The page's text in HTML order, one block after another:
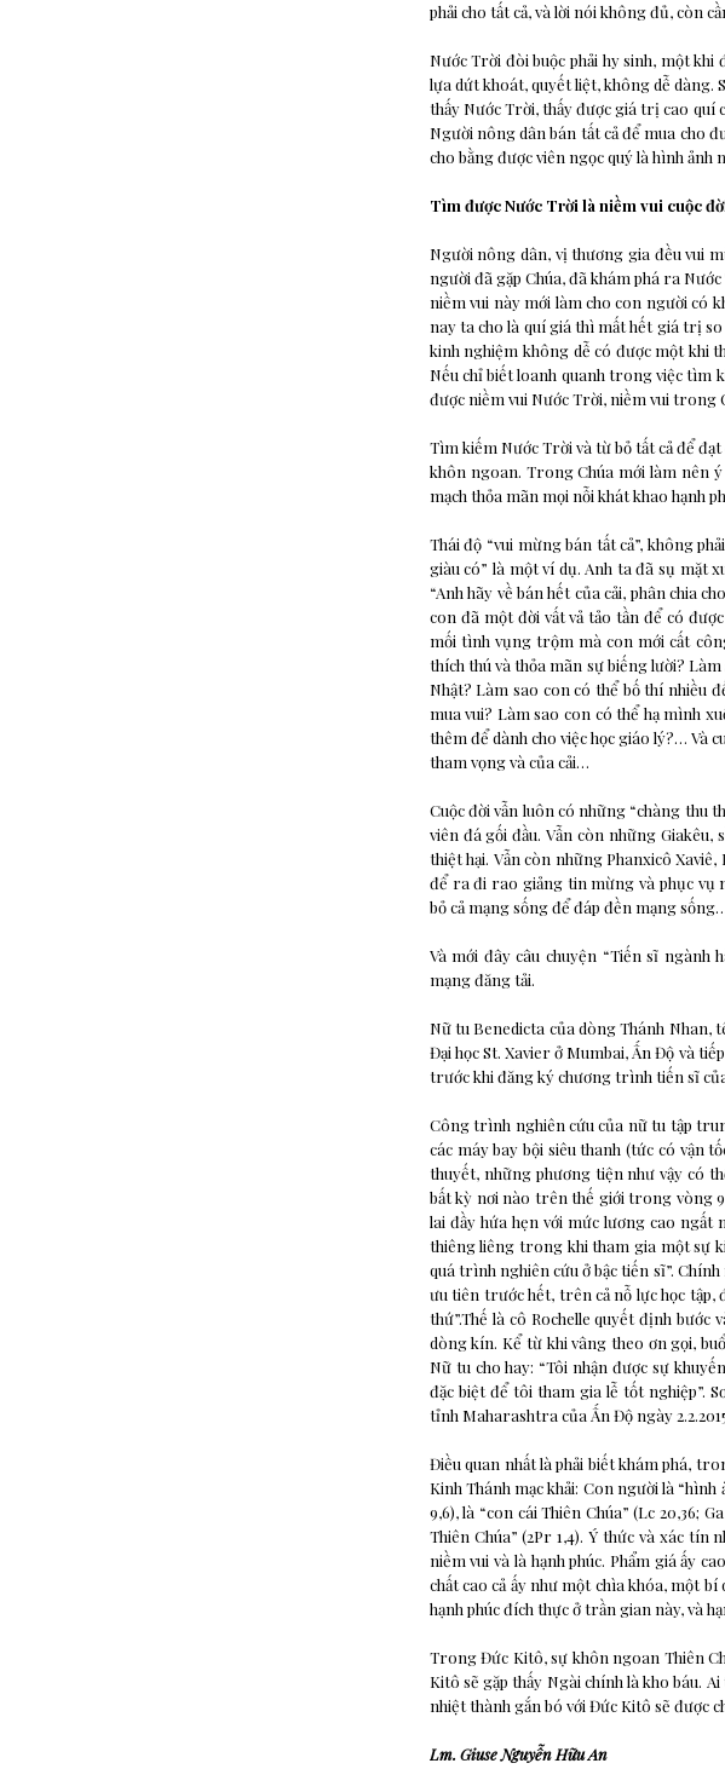
phải cho tất cả, và lời nói không đủ, còn
Nước Trời đòi buộc phải hy sinh, một
lựa dứt khoát, quyết liệt, không dễ dàng.
thấy Nước Trời, thấy được giá trị cao quí
Người nông dân bán tất cả để mua cho
cho bằng được viên ngọc quý là hình ảnh
Tìm được Nước Trời là niềm vui cuộc
Người nông dân, vị thương gia đều vui
người đã gặp Chúa, đã khám phá ra
niềm vui này mới làm cho con người có
nay ta cho là quí giá thì mất hết giá trị so
kinh nghiệm không dễ có được một khi
Nếu chỉ biết loanh quanh trong việc tìm
được niềm vui Nước Trời, niềm vui trong
Tìm kiếm Nước Trời và từ bỏ tất cả để
khôn ngoan. Trong Chúa mới làm nên
mạch thỏa mãn mọi nỗi khát khao hạnh
Thái độ “vui mừng bán tất cả”, không
giàu có” là một ví dụ. Anh ta đã sụ mặt
“Anh hãy về bán hết của cải, phân chia
con đã một đời vất vả tảo tần để có
mối tình vụng trộm mà con mới cất
thích thú và thỏa mãn sự biếng lười?
Nhật? Làm sao con có thể bố thí nhiều
mua vui? Làm sao con có thể hạ mình
thêm để dành cho việc học giáo lý?… Và
tham vọng và của cải…
Cuộc đời vẫn luôn có những “chàng thu
viên đá gối đầu. Vẫn còn những
thiệt hại. Vẫn còn những Phanxicô
để ra đi rao giảng tin mừng và phục vụ
bỏ cả mạng sống để đáp đền mạng
Và mới đây câu chuyện “Tiến sĩ
mạng đăng tải.
Nữ tu Benedicta của dòng Thánh Nhan,
Đại học St. Xavier ở Mumbai, Ấn Độ và
trước khi đăng ký chương trình tiến sĩ
Công trình nghiên cứu của nữ tu tập
các máy bay bội siêu thanh (tức có vận
thuyết, những phương tiện như vậy có
bất kỳ nơi nào trên thế giới trong vòng
lai đầy hứa hẹn với mức lương cao ngất
thiêng liêng trong khi tham gia một sự
quá trình nghiên cứu ở bậc tiến sĩ”.
ưu tiên trước hết, trên cả nỗ lực học tập,
thứ”.Thế là cô Rochelle quyết định
dòng kín. Kể từ khi vâng theo ơn gọi,
Nữ tu cho hay: “Tôi nhận được sự
đặc biệt để tôi tham gia lễ tốt nghiệp”.
tỉnh Maharashtra của Ấn Độ ngày
Điều quan nhất là phải biết khám phá,
Kinh Thánh mạc khải: Con người là “hình
9,6), là “con cái Thiên Chúa” (Lc 20,36;
Thiên Chúa” (2Pr 1,4). Ý thức và xác tín
niềm vui và là hạnh phúc. Phẩm giá ấy
chất cao cả ấy như một chìa khóa, một
hạnh phúc đích thực ở trần gian này, và
Trong Đức Kitô, sự khôn ngoan Thiên
Kitô sẽ gặp thấy Ngài chính là kho báu.
nhiệt thành gắn bó với Đức Kitô sẽ được
Lm. Giuse Nguyễn Hữu An